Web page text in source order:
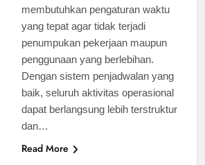
membutuhkan pengaturan waktu
yang tepat agar tidak terjadi
penumpukan pekerjaan maupun
penggunaan yang berlebihan.
Dengan sistem penjadwalan yang
baik, seluruh aktivitas operasional
dapat berlangsung lebih terstruktur
dan…
Read More